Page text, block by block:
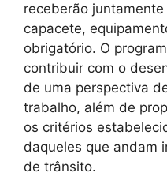
receberão
capacete,
obrigatório. O
contribuir com o
de uma perspectiva
trabalho, além de
os critérios
daqueles que andam
de trânsito.